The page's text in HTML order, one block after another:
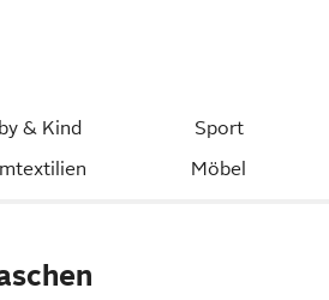
& Kind Sport
Möbel